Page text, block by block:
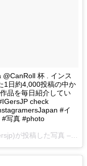
@CanRoll 杯 . インス
1日約4,000投稿の中か
品を毎日紹介してい
check
#イ
#写真 #photo